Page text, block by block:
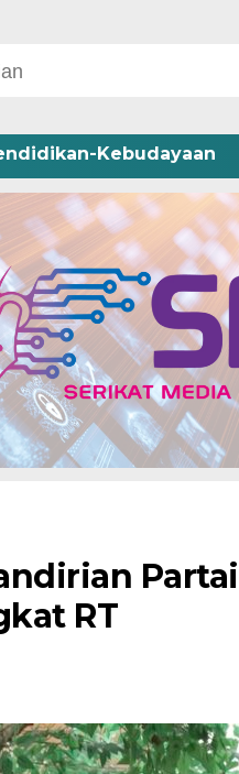
Kebudayaan
Partai
RT